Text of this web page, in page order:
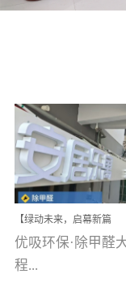
【绿动未来，启幕新篇
章】优吸环保中标深圳安
居乐寓，超大型工装室内
空气治理项目顺利启航，
优吸环保·除甲醛
程...